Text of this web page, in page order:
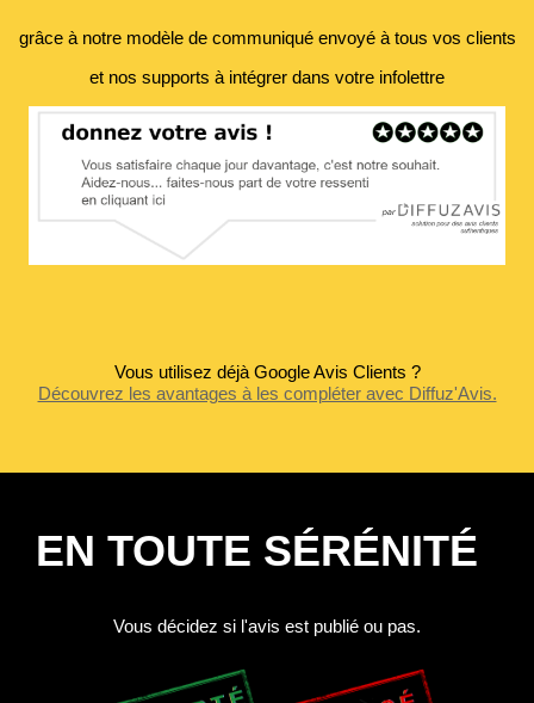
grâce à notre modèle de communiqué envoyé à tous vos clients
et nos supports à intégrer dans votre infolettre
Vous utilisez déjà Google Avis Clients ?
Découvrez les avantages à les compléter avec Diffuz'Avis.
EN TOUTE SÉRÉNITÉ
Vous décidez si l'avis est publié ou pas.